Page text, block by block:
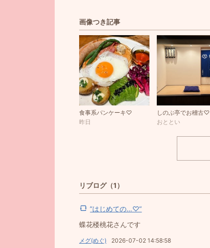
画像つき記事
食事系パンケーキ♡
昨日
しのぶ亭でお稽古♡
おととい
リブログ（1）
”はじめての…♡”
蝶花楼桃花さんです
メグ(めぐ) 2026-07-02 14:58:58